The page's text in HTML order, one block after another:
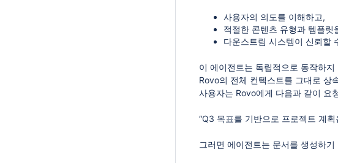
사용자의 의도를 이해하고,
적절한 콘텐츠 유형과 템플릿
다운스트림 시스템이 신뢰할
이 에이전트는 독립적으로 동작하지
Rovo의 전체 컨텍스트를 그대로 상
사용자는 Rovo에게 다음과 같이 요
“Q3 목표를 기반으로 프로젝트 계획
그러면 에이전트는 문서를 생성하